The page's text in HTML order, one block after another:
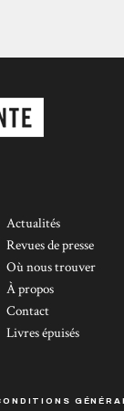
Actualités
Revues de presse
Où nous trouver
À propos
Contact
Livres épuisés